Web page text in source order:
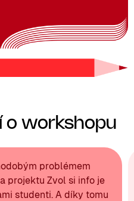
o workshopu
problémem
projektu Zvol si info je
studenti. A díky tomu